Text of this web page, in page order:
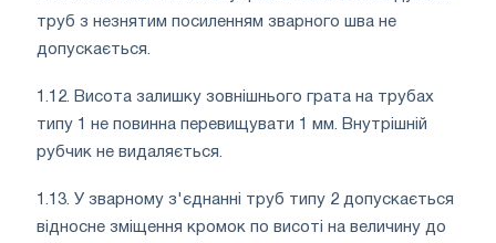
труб з незнятим посиленням зварного шва не
допускається.
1.12. Висота залишку зовнішнього грата на трубах
типу 1 не повинна перевищувати 1 мм. Внутрішній
рубчик не видаляється.
1.13. У зварному з'єднанні труб типу 2 допускається
відносне зміщення кромок по висоті на величину до